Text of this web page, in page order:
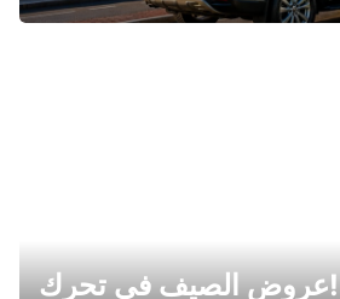
عروض الصيف في تحرك!